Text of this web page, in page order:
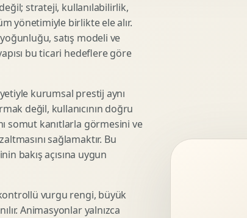
3D Urun Modelleme
Mimari 3D Gorsellestirme
Endustriyel Modelleme
Low Poly Modelleme
High Poly Modelleme
3D Render Alma
Teknik Modelleme
Marka Stratejisi
Marka Konumlandirma
strateji, kullanılabilirlik,
yönetimiyle birlikte ele alır.
satış modeli ve
bu ticari hedeflere göre
kurumsal prestij aynı
değil, kullanıcının doğru
somut kanıtlarla görmesini ve
sağlamaktır. Bu
bakış açısına uygun
vurgu rengi, büyük
Animasyonlar yalnızca